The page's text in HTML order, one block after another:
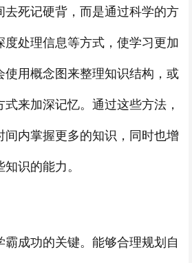
去死记硬背，而是通过科学的方
度处理信息等方式，使学习更加
使用概念图来整理知识结构，或
来加深记忆。通过这些方法，
间内掌握更多的知识，同时也增
识的能力。
霸成功的关键。能够合理规划自